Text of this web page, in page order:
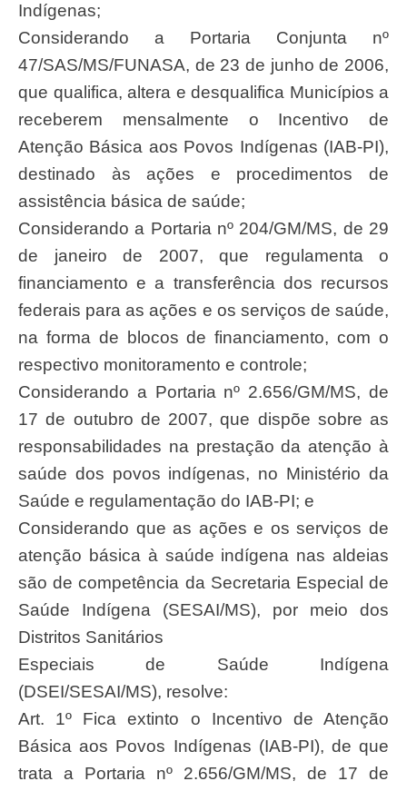
Indígenas;
Considerando a Portaria Conjunta nº
47/SAS/MS/FUNASA, de 23 de junho de 2006,
que qualifica, altera e desqualifica Municípios a
receberem mensalmente o Incentivo de
Atenção Básica aos Povos Indígenas (IAB-PI),
destinado às ações e procedimentos de
assistência básica de saúde;
Considerando a Portaria nº 204/GM/MS, de 29
de janeiro de 2007, que regulamenta o
financiamento e a transferência dos recursos
federais para as ações e os serviços de saúde,
na forma de blocos de financiamento, com o
respectivo monitoramento e controle;
Considerando a Portaria nº 2.656/GM/MS, de
17 de outubro de 2007, que dispõe sobre as
responsabilidades na prestação da atenção à
saúde dos povos indígenas, no Ministério da
Saúde e regulamentação do IAB-PI; e
Considerando que as ações e os serviços de
atenção básica à saúde indígena nas aldeias
são de competência da Secretaria Especial de
Saúde Indígena (SESAI/MS), por meio dos
Distritos Sanitários
Especiais de Saúde Indígena
(DSEI/SESAI/MS), resolve:
Art. 1º Fica extinto o Incentivo de Atenção
Básica aos Povos Indígenas (IAB-PI), de que
trata a Portaria nº 2.656/GM/MS, de 17 de